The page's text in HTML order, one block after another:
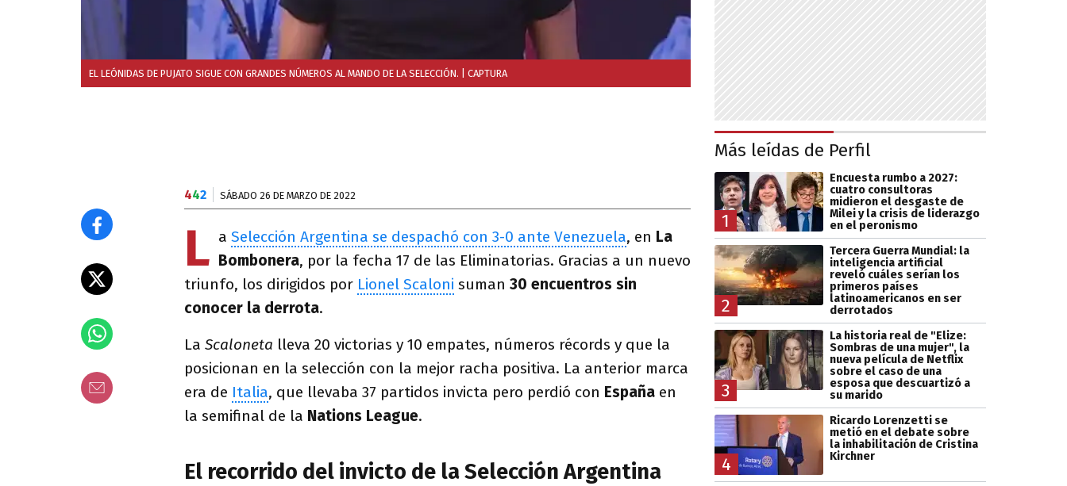
EL LEÓNIDAS DE PUJATO SIGUE CON GRANDES NÚMEROS AL MANDO DE LA SELECCIÓN. | CAPTURA
442 SÁBADO 26 DE MARZO DE 2022
L a Selección Argentina se despachó con 3-0 ante Venezuela, en La
Bombonera, por la fecha 17 de las Eliminatorias. Gracias a un nuevo
triunfo, los dirigidos por Lionel Scaloni suman 30 encuentros sin
conocer la derrota.
La Scaloneta lleva 20 victorias y 10 empates, números récords y que la
posicionan en la selección con la mejor racha positiva. La anterior marca
era de Italia, que llevaba 37 partidos invicta pero perdió con España en
la semifinal de la Nations League.
El recorrido del invicto de la Selección Argentina
Más leídas de Perfil
1
Encuesta rumbo a 2027:
cuatro consultoras
midieron el desgaste de
Milei y la crisis de liderazgo
en el peronismo
2
Tercera Guerra Mundial: la
inteligencia artificial
reveló cuáles serían los
primeros países
latinoamericanos en ser
derrotados
3
La historia real de "Elize:
Sombras de una mujer", la
nueva película de Netflix
sobre el caso de una
esposa que descuartizó a
su marido
4
Ricardo Lorenzetti se
metió en el debate sobre
la inhabilitación de Cristina
Kirchner